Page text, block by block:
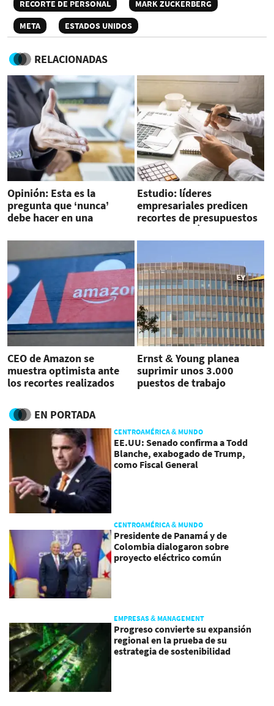
RECORTE DE PERSONAL
MARK ZUCKERBERG
META
ESTADOS UNIDOS
RELACIONADAS
Opinión: Esta es la
pregunta que ‘nunca’
debe hacer en una
Estudio: líderes
empresariales predicen
recortes de presupuestos
si hay recesión
CEO de Amazon se
muestra optimista ante
los recortes realizados
Ernst & Young planea
suprimir unos 3.000
puestos de trabajo
EN PORTADA
CENTROAMÉRICA & MUNDO
EE.UU: Senado confirma a Todd
Blanche, exabogado de Trump,
como Fiscal General
CENTROAMÉRICA & MUNDO
Presidente de Panamá y de
Colombia dialogaron sobre
proyecto eléctrico común
EMPRESAS & MANAGEMENT
Progreso convierte su expansión
regional en la prueba de su
estrategia de sostenibilidad